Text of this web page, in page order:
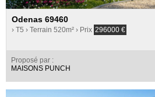
Odenas 69460
› T5 › Terrain 520m² › Prix 296000 €
Proposé par :
MAISONS PUNCH